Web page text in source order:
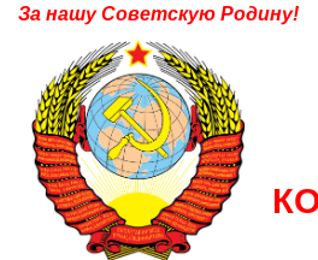
За нашу Советскую Родину!